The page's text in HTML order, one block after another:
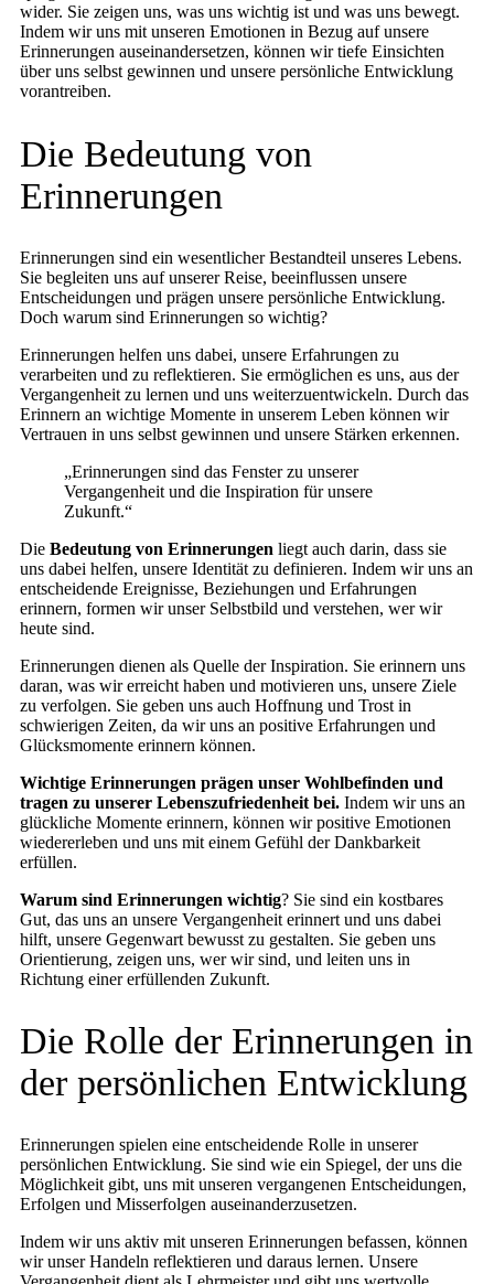
wider. Sie zeigen uns, was uns wichtig ist und was uns bewegt.
Indem wir uns mit unseren Emotionen in Bezug auf unsere
Erinnerungen auseinandersetzen, können wir tiefe Einsichten
über uns selbst gewinnen und unsere persönliche Entwicklung
vorantreiben.
Die Bedeutung von
Erinnerungen
Erinnerungen sind ein wesentlicher Bestandteil unseres Lebens.
Sie begleiten uns auf unserer Reise, beeinflussen unsere
Entscheidungen und prägen unsere persönliche Entwicklung.
Doch warum sind Erinnerungen so wichtig?
Erinnerungen helfen uns dabei, unsere Erfahrungen zu
verarbeiten und zu reflektieren. Sie ermöglichen es uns, aus der
Vergangenheit zu lernen und uns weiterzuentwickeln. Durch das
Erinnern an wichtige Momente in unserem Leben können wir
Vertrauen in uns selbst gewinnen und unsere Stärken erkennen.
„Erinnerungen sind das Fenster zu unserer
Vergangenheit und die Inspiration für unsere
Zukunft.“
Die Bedeutung von Erinnerungen liegt auch darin, dass sie
uns dabei helfen, unsere Identität zu definieren. Indem wir uns an
entscheidende Ereignisse, Beziehungen und Erfahrungen
erinnern, formen wir unser Selbstbild und verstehen, wer wir
heute sind.
Erinnerungen dienen als Quelle der Inspiration. Sie erinnern uns
daran, was wir erreicht haben und motivieren uns, unsere Ziele
zu verfolgen. Sie geben uns auch Hoffnung und Trost in
schwierigen Zeiten, da wir uns an positive Erfahrungen und
Glücksmomente erinnern können.
Wichtige Erinnerungen prägen unser Wohlbefinden und
tragen zu unserer Lebenszufriedenheit bei. Indem wir uns an
glückliche Momente erinnern, können wir positive Emotionen
wiedererleben und uns mit einem Gefühl der Dankbarkeit
erfüllen.
Warum sind Erinnerungen wichtig? Sie sind ein kostbares
Gut, das uns an unsere Vergangenheit erinnert und uns dabei
hilft, unsere Gegenwart bewusst zu gestalten. Sie geben uns
Orientierung, zeigen uns, wer wir sind, und leiten uns in
Richtung einer erfüllenden Zukunft.
Die Rolle der Erinnerungen in
der persönlichen Entwicklung
Erinnerungen spielen eine entscheidende Rolle in unserer
persönlichen Entwicklung. Sie sind wie ein Spiegel, der uns die
Möglichkeit gibt, uns mit unseren vergangenen Entscheidungen,
Erfolgen und Misserfolgen auseinanderzusetzen.
Indem wir uns aktiv mit unseren Erinnerungen befassen, können
wir unser Handeln reflektieren und daraus lernen. Unsere